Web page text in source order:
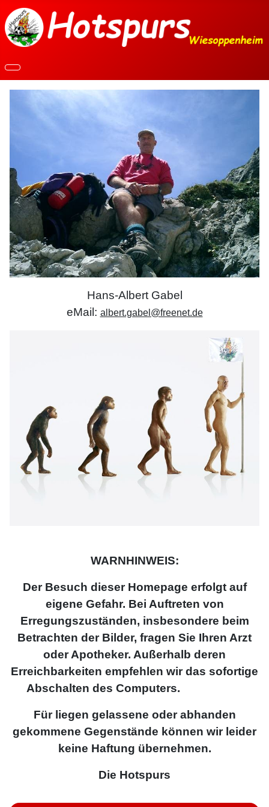
Hans-Albert Gabel
eMail: albert.gabel@freenet.de
WARNHINWEIS:
Der Besuch dieser Homepage erfolgt auf
eigene Gefahr. Bei Auftreten von
Erregungszuständen, insbesondere beim
Betrachten der Bilder, fragen Sie Ihren Arzt
oder Apotheker. Außerhalb deren
Erreichbarkeiten empfehlen wir das sofortige
Abschalten des Computers.
Für liegen gelassene oder abhanden
gekommene Gegenstände können wir leider
keine Haftung übernehmen.
Die Hotspurs